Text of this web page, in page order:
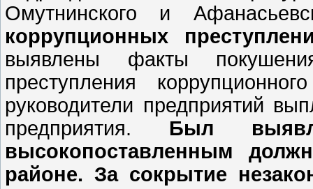
Омутнинского и
коррупционных
выявлены факты
преступления
руководители предприятий
предприятия. Был
высокопоставленным
районе. За сокрытие